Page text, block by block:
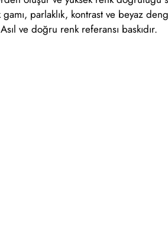
parlaklık, kontrast ve beyaz
ve doğru renk referansı baskıdır.